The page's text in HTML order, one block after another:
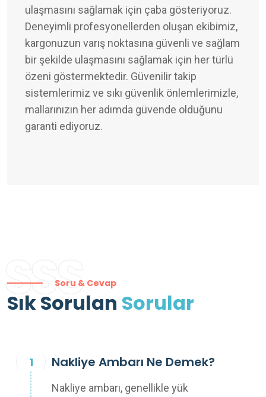
ulaşmasını sağlamak için çaba gösteriyoruz.
Deneyimli profesyonellerden oluşan ekibimiz,
kargonuzun varış noktasına güvenli ve sağlam
bir şekilde ulaşmasını sağlamak için her türlü
özeni göstermektedir. Güvenilir takip
sistemlerimiz ve sıkı güvenlik önlemlerimizle,
mallarınızın her adımda güvende olduğunu
garanti ediyoruz.
SSSSoru & Cevap
Sık Sorulan Sorular
Nakliye Ambarı Ne Demek?
Nakliye ambarı, genellikle yük